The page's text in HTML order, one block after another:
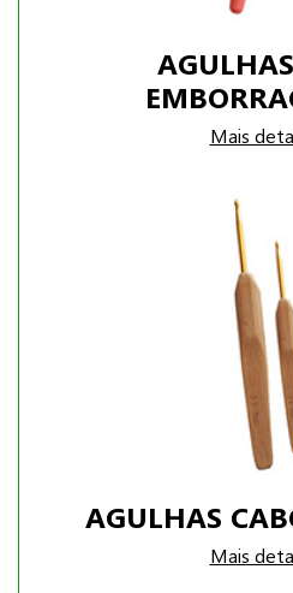
Mais
AGULHAS
Mais